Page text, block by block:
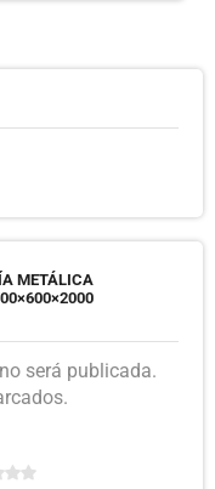
METÁLICA
será publicada.